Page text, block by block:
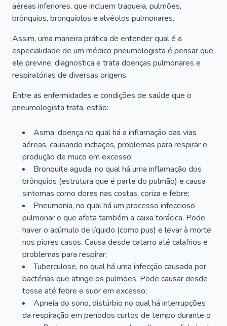
aéreas inferiores, que incluem traqueia, pulmões,
brônquios, bronquíolos e alvéolos pulmonares.
Assim, uma maneira prática de entender qual é a
especialidade de um médico pneumologista é pensar que
ele previne, diagnostica e trata doenças pulmonares e
respiratórias de diversas origens.
Entre as enfermidades e condições de saúde que o
pneumologista trata, estão:
Asma, doença no qual há a inflamação das vias
aéreas, causando inchaços, problemas para respirar e
produção de muco em excesso;
Bronquite aguda, no qual há uma inflamação dos
brônquios (estrutura que é parte do pulmão) e causa
sintomas como dores nas costas, coriza e febre;
Pneumonia, no qual há um processo infeccioso
pulmonar e que afeta também a caixa torácica. Pode
haver o acúmulo de líquido (como pus) e levar à morte
nos piores casos. Causa desde catarro até calafrios e
problemas para respirar;
Tuberculose, no qual há uma infecção causada por
bactérias que atinge os pulmões. Pode causar desde
tosse até febre e suor em excesso;
Apneia do sono, distúrbio no qual há interrupções
da respiração em períodos curtos de tempo durante o